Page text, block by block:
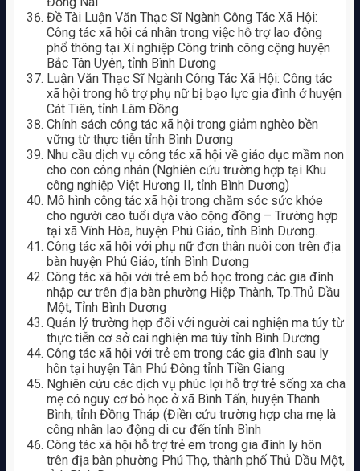
Đề Tài Luận Văn Thạc Sĩ Ngành Công Tác Xã Hội:
Công tác xã hội cá nhân trong việc hỗ trợ lao động
phổ thông tại Xí nghiệp Công trình công cộng huyện
Bắc Tân Uyên, tỉnh Bình Dương
Luận Văn Thạc Sĩ Ngành Công Tác Xã Hội: Công tác
xã hội trong hỗ trợ phụ nữ bị bạo lực gia đình ở huyện
Cát Tiên, tỉnh Lâm Đồng
Chính sách công tác xã hội trong giảm nghèo bền
vững từ thực tiễn tỉnh Bình Dương
Nhu cầu dịch vụ công tác xã hội về giáo dục mầm non
cho con công nhân (Nghiên cứu trường hợp tại Khu
công nghiệp Việt Hương II, tỉnh Bình Dương)
Mô hình công tác xã hội trong chăm sóc sức khỏe
cho người cao tuổi dựa vào cộng đồng – Trường hợp
tại xã Vĩnh Hòa, huyện Phú Giáo, tỉnh Bình Dương.
Công tác xã hội với phụ nữ đơn thân nuôi con trên địa
bàn huyện Phú Giáo, tỉnh Bình Dương
Công tác xã hội với trẻ em bỏ học trong các gia đình
nhập cư trên địa bàn phường Hiệp Thành, Tp.Thủ Dầu
Một, Tỉnh Bình Dương
Quản lý trường hợp đối với người cai nghiện ma túy từ
thực tiễn cơ sở cai nghiện ma túy tỉnh Bình Dương
Công tác xã hội với trẻ em trong các gia đình sau ly
hôn tại huyện Tân Phú Đông tỉnh Tiền Giang
Nghiên cứu các dịch vụ phúc lợi hỗ trợ trẻ sống xa cha
mẹ có nguy cơ bỏ học ở xã Bình Tấn, huyện Thanh
Bình, tỉnh Đồng Tháp (Điền cứu trường hợp cha mẹ là
công nhân lao động di cư đến tỉnh Bình
Công tác xã hội hỗ trợ trẻ em trong gia đình ly hôn
trên địa bàn phường Phú Thọ, thành phố Thủ Dầu Một,